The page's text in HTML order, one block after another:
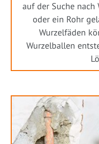
auf der Suche nach
oder ein Rohr
Wurzelfäden
Wurzelballen